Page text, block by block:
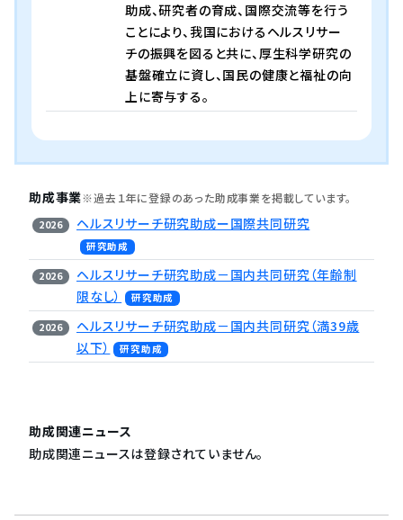
助成、研究者の育成、国際交流等を行う
ことにより、我国におけるヘルスリサー
チの振興を図ると共に、厚生科学研究の
基盤確立に資し、国民の健康と福祉の向
上に寄与する。
助成事業※過去１年に登録のあった助成事業を掲載しています。
2026 ヘルスリサーチ研究助成ー国際共同研究
研究助成
2026
ヘルスリサーチ研究助成－国内共同研究（年齢制
限なし）
研究助成
2026
ヘルスリサーチ研究助成－国内共同研究（満39歳
以下）
研究助成
助成関連ニュース
助成関連ニュースは登録されていません。